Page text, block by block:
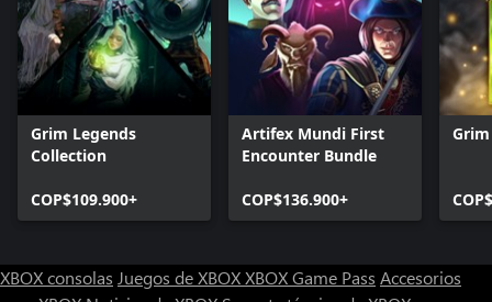
Grim Legends
Collection
COP$109.900+
Artifex Mundi First
Encounter Bundle
COP$136.900+
XBOX consolas Juegos de XBOXXBOX Game Pass Accesorios